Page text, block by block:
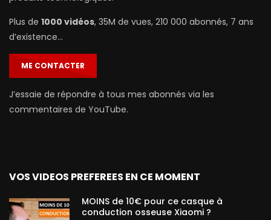
Plus de 1000 vidéos, 35M de vues, 210 000 abonnés, 7 ans
d’existence…
ME CONTACTER
J’essaie de répondre à tous mes abonnés via les
commentaires de YouTube.
VOS VIDEOS PREFEREES EN CE MOMENT
MOINS de 10€ pour ce casque à
conduction osseuse Xiaomi ?